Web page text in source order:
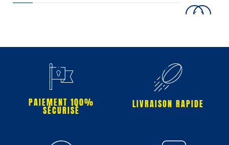
PAIEMENT 100%
SÉCURISÉ
LIVRAISON RAPIDE